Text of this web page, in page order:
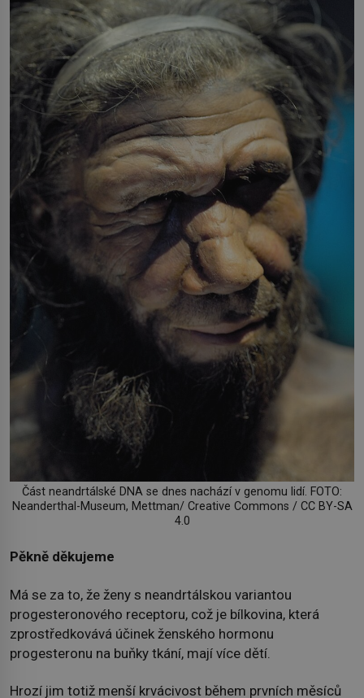
Část neandrtálské DNA se dnes nachází v genomu lidí. FOTO:
Neanderthal-Museum, Mettman/ Creative Commons / CC BY-SA
4.0
Pěkně děkujeme
Má se za to, že ženy s neandrtálskou variantou
progesteronového receptoru, což je bílkovina, která
zprostředkovává účinek ženského hormonu
progesteronu na buňky tkání, mají více dětí.
Hrozí jim totiž menší krvácivost během prvních měsíců